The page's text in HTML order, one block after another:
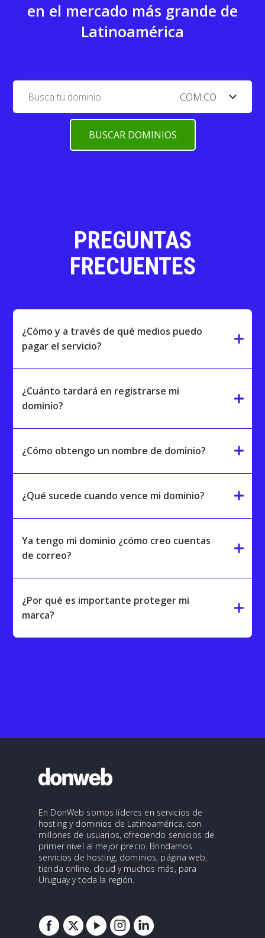
en el mercado más grande de
Latinoamérica
.COM.CO expand_more
BUSCAR DOMINIOS
PREGUNTAS
FRECUENTES
¿Cómo y a través de qué medios puedo
pagar el servicio?
add
¿Cuánto tardará en registrarse mi
dominio?
add
¿Cómo obtengo un nombre de dominio? add
¿Qué sucede cuando vence mi dominio? add
Ya tengo mi dominio ¿cómo creo cuentas
de correo?
add
¿Por qué es importante proteger mi
marca?
add
En DonWeb somos líderes en servicios de
hosting y dominios de Latinoamérica, con
millones de usuarios, ofreciendo servicios de
primer nivel al mejor precio. Brindamos
servicios de hosting, dominios, página web,
tienda online, cloud y muchos más, para
Uruguay y toda la región.